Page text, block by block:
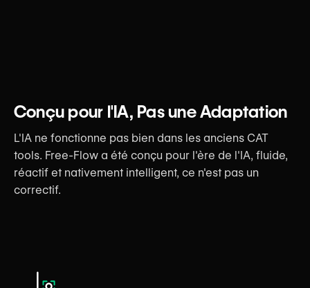
Conçu pour l'IA, Pas une Adaptation
L'IA ne fonctionne pas bien dans les anciens CAT
tools. Free-Flow a été conçu pour l'ère de l'IA, fluide,
réactif et nativement intelligent, ce n'est pas un
correctif.